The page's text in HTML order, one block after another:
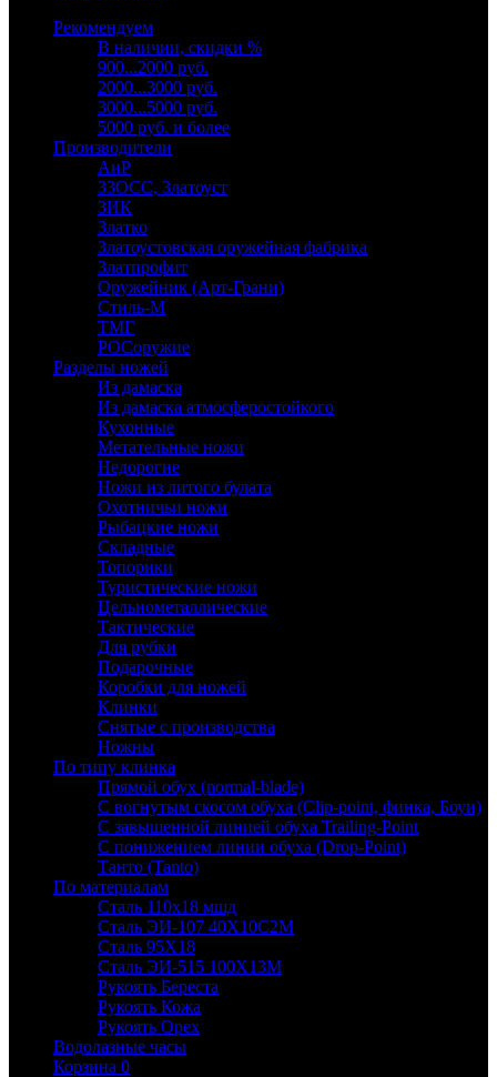
Рекомендуем
В наличии, скидки %
900...2000 руб.
2000...3000 руб.
3000...5000 руб.
5000 руб. и более
Производители
АиР
ЗЗОСС, Златоуст
ЗИК
Златко
Златоустовская оружейная фабрика
Златпрофит
Оружейник (Арт-Грани)
Стиль-М
ТМГ
РОСоружие
Разделы ножей
Из дамаска
Из дамаска атмосферостойкого
Кухонные
Метательные ножи
Недорогие
Ножи из литого булата
Охотничьи ножи
Рыбацкие ножи
Складные
Топорики
Туристические ножи
Цельнометаллические
Тактические
Для рубки
Подарочные
Коробки для ножей
Клинки
Снятые с производства
Ножны
По типу клинка
Прямой обух (normal-blade)
С вогнутым скосом обуха (Clip-point, финка, Боуи)
С завышенной линией обуха Trailing-Point
С понижением линии обуха (Drop-Point)
Танто (Tanto)
По материалам
Сталь 110х18 мшд
Сталь ЭИ-107 40Х10С2М
Сталь 95Х18
Сталь ЭИ-515 100Х13М
Рукоять Береста
Рукоять Кожа
Рукоять Орех
Водолазные часы
Корзина 0